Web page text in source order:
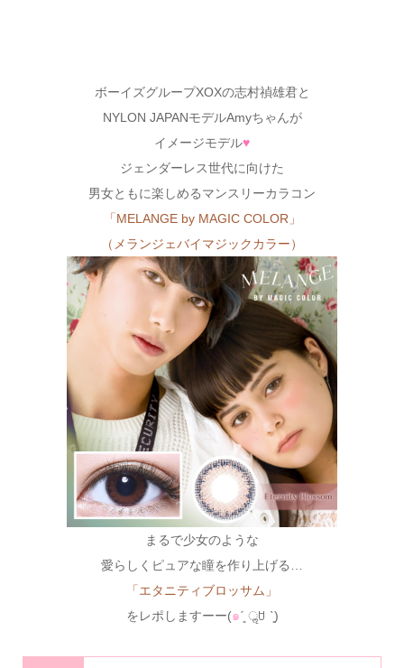
ボーイズグループXOXの志村禎雄君と
NYLON JAPANモデルAmyちゃんが
イメージモデル♥
ジェンダーレス世代に向けた
男女ともに楽しめるマンスリーカラコン
「MELANGE by MAGIC COLOR」
（メランジェバイマジックカラー）
まるで少女のような
愛らしくピュアな瞳を作り上げる…
「エタニティブロッサム」
をレポしますーー(๑ˊ͈ ॢꇴ ˋ͈)